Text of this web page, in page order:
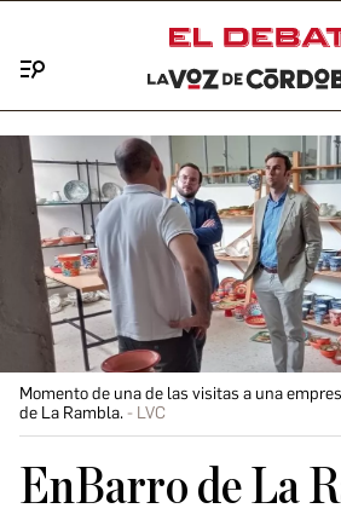
Momento de una de las visitas a una
de La Rambla.
LVC
EnBarro de La